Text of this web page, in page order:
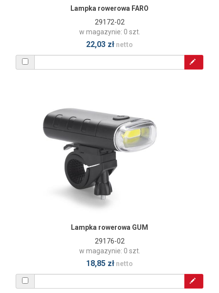
Lampka rowerowa FARO
29172-02
w magazynie: 0 szt.
22,03 zł netto
Lampka rowerowa GUM
29176-02
w magazynie: 0 szt.
18,85 zł netto